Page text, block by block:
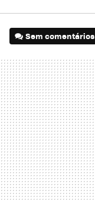
Sem comentários